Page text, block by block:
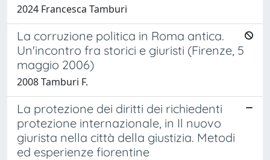
2024 Francesca Tamburi
La corruzione politica in Roma antica.
Un'incontro fra storici e giuristi (Firenze, 5
maggio 2006)
2008 Tamburi F.
La protezione dei diritti dei richiedenti
protezione internazionale, in Il nuovo
giurista nella città della giustizia. Metodi
ed esperienze fiorentine